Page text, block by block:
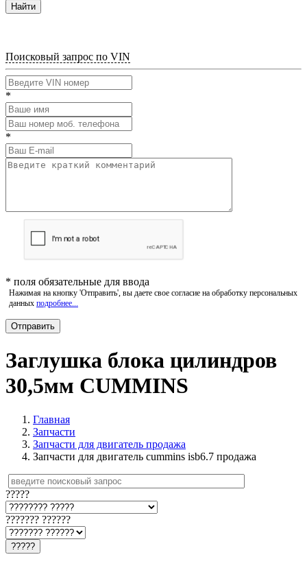
Найти
Поисковый запрос по VIN
*
*
* поля обязательные для ввода
Нажимая на кнопку 'Отправить', вы даете свое согласие на обработку персональных
данных подробнее...
Заглушка блока цилиндров
30,5мм CUMMINS
Главная
Запчасти
Запчасти для двигатель продажа
Запчасти для двигатель cummins isb6.7 продажа
?????
??????? ??????
?????